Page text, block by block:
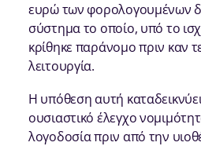
ευρώ των φορολογουμένων
σύστημα το οποίο, υπό το
κρίθηκε παράνομο πριν καν
λειτουργία.
Η υπόθεση αυτή
ουσιαστικό έλεγχο
λογοδοσία πριν από την